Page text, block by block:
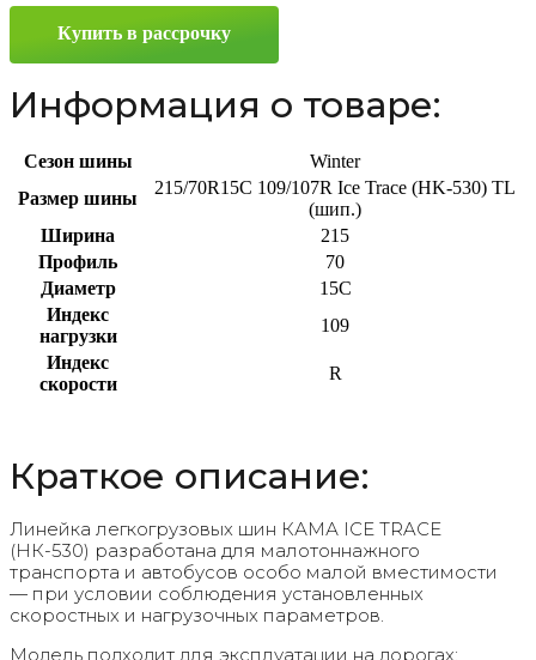
530)
R15C
Купить в рассрочку
Информация о товаре:
Сезон шины
Winter
Размер шины
215/70R15C 109/107R Ice Trace (HK-530) TL
(шип.)
Ширина
215
Профиль
70
Диаметр
15C
Индекс
нагрузки
109
Индекс
скорости
R
Краткое описание:
Линейка легкогрузовых шин КАМА ICE TRACE
(НК-530) разработана для малотоннажного
транспорта и автобусов особо малой вместимости
— при условии соблюдения установленных
скоростных и нагрузочных параметров.
Модель подходит для эксплуатации на дорогах: